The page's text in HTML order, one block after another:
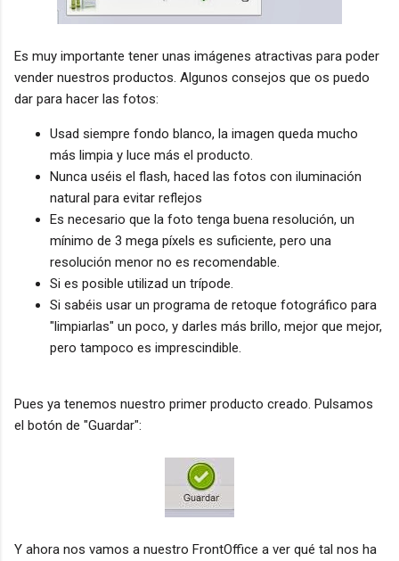
Es muy importante tener unas imágenes atractivas para poder
vender nuestros productos. Algunos consejos que os puedo
dar para hacer las fotos:
Usad siempre fondo blanco, la imagen queda mucho
más limpia y luce más el producto.
Nunca uséis el flash, haced las fotos con iluminación
natural para evitar reflejos
Es necesario que la foto tenga buena resolución, un
mínimo de 3 mega píxels es suficiente, pero una
resolución menor no es recomendable.
Si es posible utilizad un trípode.
Si sabéis usar un programa de retoque fotográfico para
"limpiarlas" un poco, y darles más brillo, mejor que mejor,
pero tampoco es imprescindible.
Pues ya tenemos nuestro primer producto creado. Pulsamos
el botón de "Guardar":
Y ahora nos vamos a nuestro FrontOffice a ver qué tal nos ha